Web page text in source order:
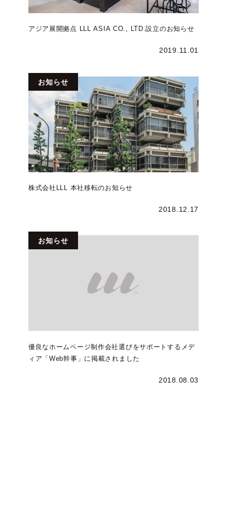
アジア展開拠点 LLL ASIA CO., LTD.設立のお知らせ
2019.11.01
お知らせ
株式会社LLL 本社移転のお知らせ
2018.12.17
お知らせ
優良なホームページ制作会社選びをサポートするメデ
ィア「Web幹事」に掲載されました
2018.08.03